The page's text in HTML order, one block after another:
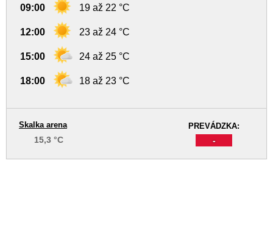
09:00 19 až 22 °C
12:00 23 až 24 °C
15:00 24 až 25 °C
18:00 18 až 23 °C
PREVÁDZKA:
-
Skalka arena
15,3 °C